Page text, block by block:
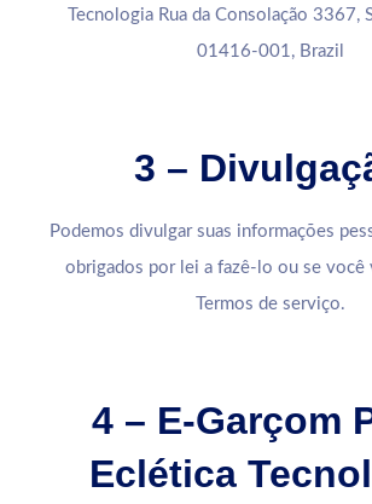
Tecnologia Rua da Consolação 3367,
01416-001, Brazil
3 –
Podemos divulgar suas informações
obrigados por lei a fazê-lo ou se você
Termos de serviço.
4 – E-Garçom
Eclética